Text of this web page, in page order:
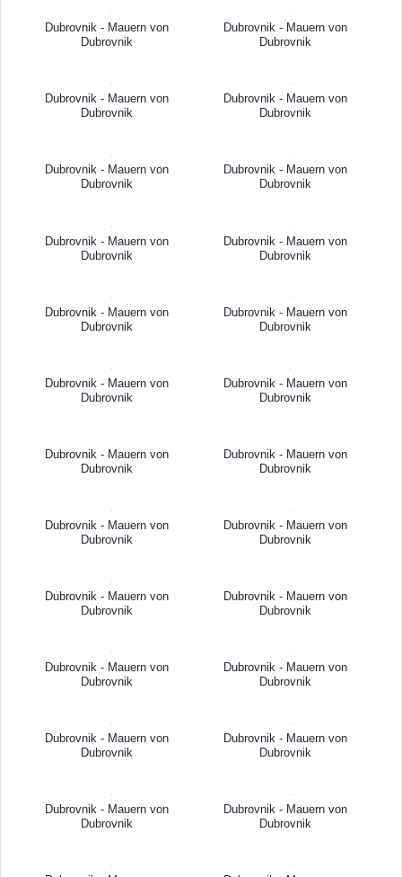
Dubrovnik - Mauern von
Dubrovnik
Dubrovnik - Mauern von
Dubrovnik
Dubrovnik - Mauern von
Dubrovnik
Dubrovnik - Mauern von
Dubrovnik
Dubrovnik - Mauern von
Dubrovnik
Dubrovnik - Mauern von
Dubrovnik
Dubrovnik - Mauern von
Dubrovnik
Dubrovnik - Mauern von
Dubrovnik
Dubrovnik - Mauern von
Dubrovnik
Dubrovnik - Mauern von
Dubrovnik
Dubrovnik - Mauern von
Dubrovnik
Dubrovnik - Mauern von
Dubrovnik
Dubrovnik - Mauern von
Dubrovnik
Dubrovnik - Mauern von
Dubrovnik
Dubrovnik - Mauern von
Dubrovnik
Dubrovnik - Mauern von
Dubrovnik
Dubrovnik - Mauern von
Dubrovnik
Dubrovnik - Mauern von
Dubrovnik
Dubrovnik - Mauern von
Dubrovnik
Dubrovnik - Mauern von
Dubrovnik
Dubrovnik - Mauern von
Dubrovnik
Dubrovnik - Mauern von
Dubrovnik
Dubrovnik - Mauern von
Dubrovnik
Dubrovnik - Mauern von
Dubrovnik